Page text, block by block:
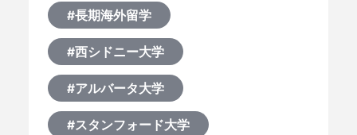
#長期海外留学
#西シドニー大学
#アルバータ大学
#スタンフォード大学